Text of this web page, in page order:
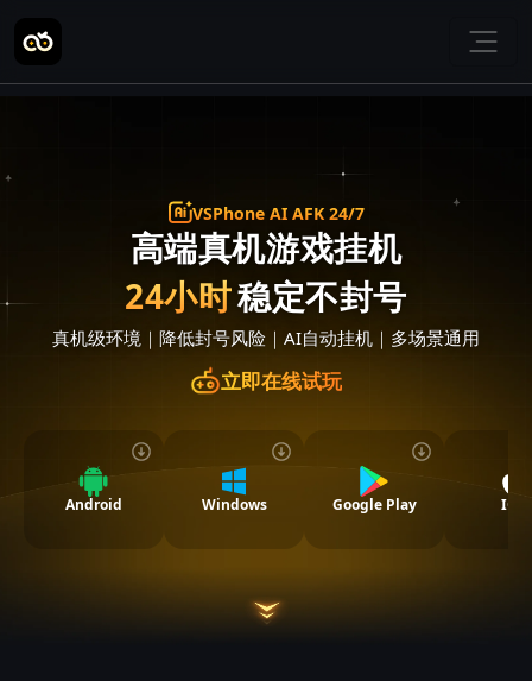
VSPhone AI AFK 24/7
高端真机游戏挂机
24小时稳定不封号
真机级环境 ｜ 降低封号风险 ｜ AI自动挂机 ｜ 多场景通用
立即在线试玩
Android Windows Google Play IOS